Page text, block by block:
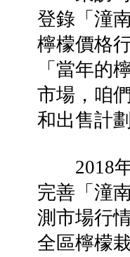
登錄「潼
檸檬價格
「當年的
市場，咱
和出售計
2018年
完善「潼
測市場行
全區檸檬